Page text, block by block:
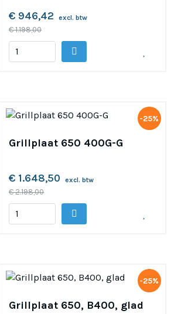
€ 946,42 excl. btw
€ 1.198,00
-25%
Grillplaat 650 400G-G
€ 1.648,50 excl. btw
€ 2.198,00
-25%
Grillplaat 650, B400, glad